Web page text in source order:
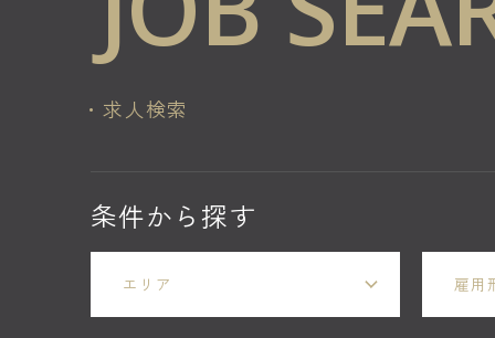
求人検索
条件から探す